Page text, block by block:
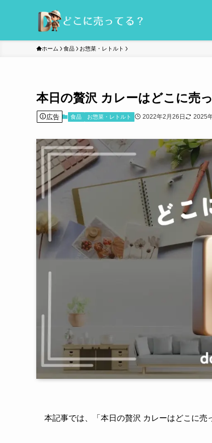
ホーム 食品 お惣菜・レトルト
本日の贅沢 カレーはどこに売
広告 食品 お惣菜・レトルト 2022年2月26日 2025
本記事では、「本日の贅沢 カレーはどこに売